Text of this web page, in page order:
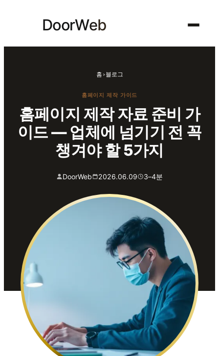
DoorWeb
홈 ›블로그
홈페이지 제작 가이드
홈페이지 제작 자료 준비 가
이드 — 업체에 넘기기 전 꼭
챙겨야 할 5가지
DoorWeb 2026.06.09 3–4분